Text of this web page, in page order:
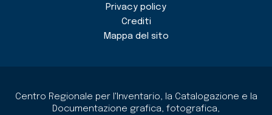
Privacy policy
Crediti
Mappa del sito
Centro Regionale per l'Inventario, la Catalogazione e la
Documentazione grafica, fotografica,